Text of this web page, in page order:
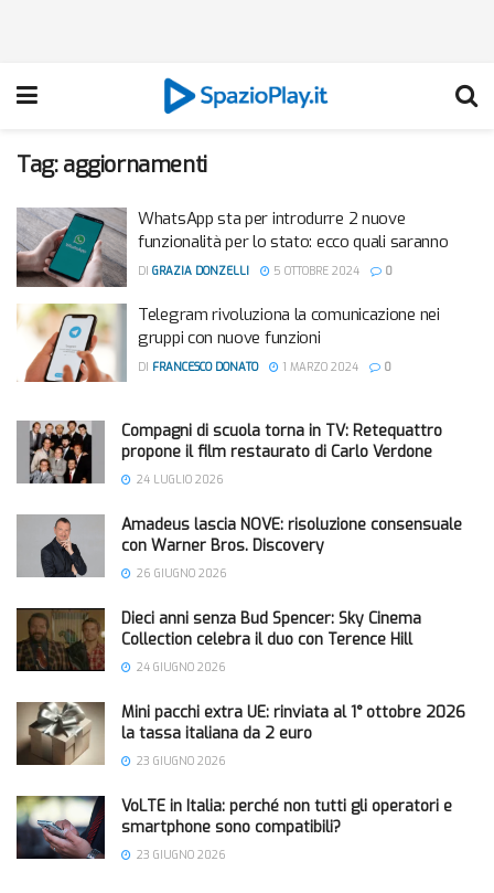
Tag:aggiornamenti
WhatsApp sta per introdurre 2 nuove
funzionalità per lo stato: ecco quali saranno
DI GRAZIA DONZELLI 5 OTTOBRE 2024 0
Telegram rivoluziona la comunicazione nei
gruppi con nuove funzioni
DI FRANCESCO DONATO 1 MARZO 2024 0
Compagni di scuola torna in TV: Retequattro
propone il film restaurato di Carlo Verdone
24 LUGLIO 2026
Amadeus lascia NOVE: risoluzione consensuale
con Warner Bros. Discovery
26 GIUGNO 2026
Dieci anni senza Bud Spencer: Sky Cinema
Collection celebra il duo con Terence Hill
24 GIUGNO 2026
Mini pacchi extra UE: rinviata al 1° ottobre 2026
la tassa italiana da 2 euro
23 GIUGNO 2026
VoLTE in Italia: perché non tutti gli operatori e
smartphone sono compatibili?
23 GIUGNO 2026